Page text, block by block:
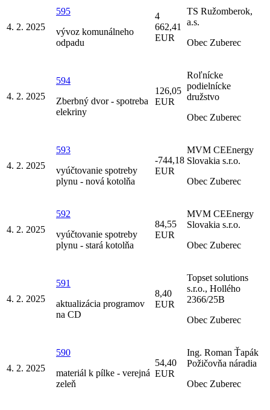
4. 2. 2025
595
vývoz komunálneho
odpadu
4
662,41
EUR
TS Ružomberok,
a.s.
Obec Zuberec
4. 2. 2025
594
Zberbný dvor - spotreba
elekriny
126,05
EUR
Roľnícke
podielnícke
družstvo
Obec Zuberec
4. 2. 2025
593
vyúčtovanie spotreby
plynu - nová kotolňa
-744,18
EUR
MVM CEEnergy
Slovakia s.r.o.
Obec Zuberec
4. 2. 2025
592
vyúčtovanie spotreby
plynu - stará kotolňa
84,55
EUR
MVM CEEnergy
Slovakia s.r.o.
Obec Zuberec
4. 2. 2025
591
aktualizácia programov
na CD
8,40
EUR
Topset solutions
s.r.o., Hollého
2366/25B
Obec Zuberec
4. 2. 2025
590
materiál k pílke - verejná
zeleň
54,40
EUR
Ing. Roman Ťapák
Požičovňa náradia
Obec Zuberec